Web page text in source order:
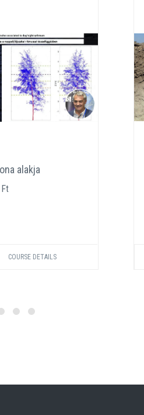
alakja
COURSE DETAILS